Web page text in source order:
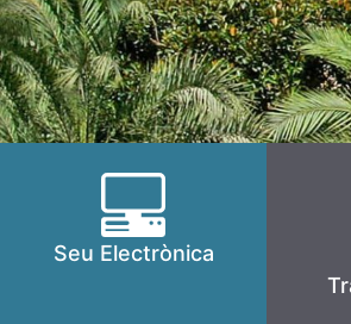
Seu Electrònica